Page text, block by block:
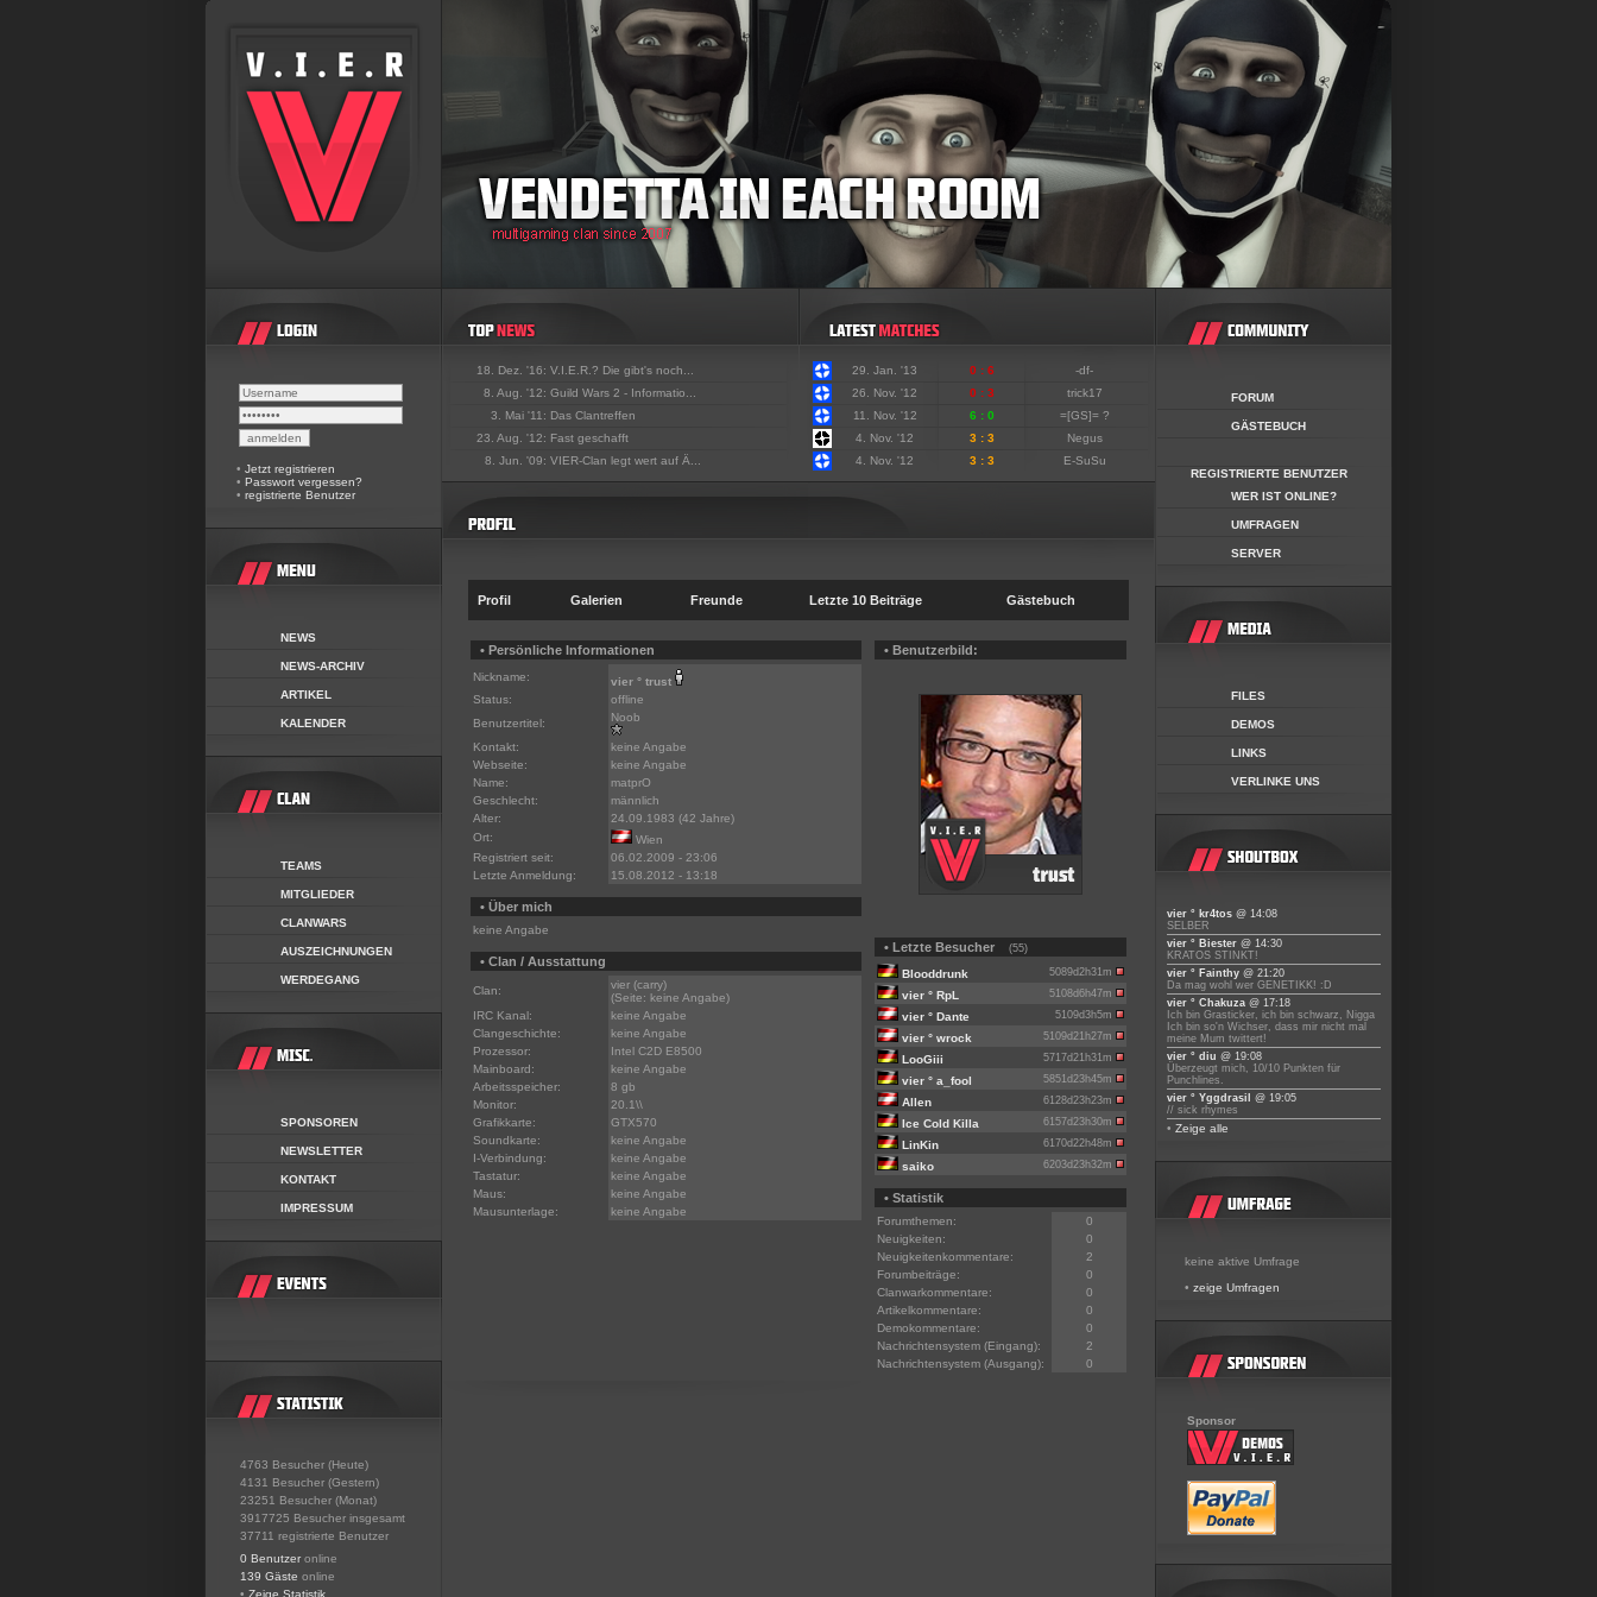
• Jetzt registrieren
• Passwort vergessen?
• registrierte Benutzer
NEWS
NEWS-ARCHIV
ARTIKEL
KALENDER
TEAMS
MITGLIEDER
CLANWARS
AUSZEICHNUNGEN
WERDEGANG
SPONSOREN
NEWSLETTER
KONTAKT
IMPRESSUM
4763 Besucher (Heute)
4131 Besucher (Gestern)
23251 Besucher (Monat)
3917725 Besucher insgesamt
37711 registrierte Benutzer
0 Benutzer online
139 Gäste online
• Zeige Statistik
18. Dez. '16: V.I.E.R.? Die gibt's noch...
8. Aug. '12: Guild Wars 2 - Informatio...
3. Mai '11: Das Clantreffen
23. Aug. '12: Fast geschafft
8. Jun. '09: VIER-Clan legt wert auf Ä...
29. Jan. '13 0 : 6
-df-
26. Nov. '12
0 : 3
trick17
11. Nov. '12
6 : 0
=[GS]= ?
4. Nov. '12
3 : 3
Negus
4. Nov. '12
3 : 3 E-SuSu
Profil Galerien Freunde Letzte 10 Beiträge Gästebuch
• Persönliche Informationen
Nickname:
vier ° trust
Status:
offline
Benutzertitel:
Noob
Kontakt:
keine Angabe
Webseite:
keine Angabe
Name:
matprO
Geschlecht:
männlich
Alter:
24.09.1983 (42 Jahre)
Ort:
Wien
Registriert seit:
06.02.2009 - 23:06
Letzte Anmeldung:
15.08.2012 - 13:18
• Über mich
keine Angabe
• Clan / Ausstattung
Clan:
vier (carry)
(Seite: keine Angabe)
IRC Kanal:
keine Angabe
Clangeschichte:
keine Angabe
Prozessor:
Intel C2D E8500
Mainboard:
keine Angabe
Arbeitsspeicher:
8 gb
Monitor:
20.1\\
Grafikkarte:
GTX570
Soundkarte:
keine Angabe
I-Verbindung:
keine Angabe
Tastatur:
keine Angabe
Maus:
keine Angabe
Mausunterlage:
keine Angabe
• Benutzerbild:
• Letzte Besucher (55)
Blooddrunk 5089d2h31m
vier ° RpL 5108d6h47m
vier ° Dante 5109d3h5m
vier ° wrock 5109d21h27m
LooGiii 5717d21h31m
vier ° a_fool 5851d23h45m
Allen 6128d23h23m
Ice Cold Killa 6157d23h30m
LinKin 6170d22h48m
saiko 6203d23h32m
• Statistik
Forumthemen:
0
Neuigkeiten:
0
Neuigkeitenkommentare:
2
Forumbeiträge:
0
Clanwarkommentare:
0
Artikelkommentare:
0
Demokommentare:
0
Nachrichtensystem (Eingang):
2
Nachrichtensystem (Ausgang):
0
FORUM
GÄSTEBUCH
REGISTRIERTE BENUTZER
WER IST ONLINE?
UMFRAGEN
SERVER
FILES
DEMOS
LINKS
VERLINKE UNS
vier ° kr4tos @ 14:08
SELBER
vier ° Biester @ 14:30
KRATOS STINKT!
vier ° Fainthy @ 21:20
Da mag wohl wer GENETIKK! :D
vier ° Chakuza @ 17:18
Ich bin Grasticker, ich bin schwarz, Nigga
Ich bin so'n Wichser, dass mir nicht mal
meine Mum twittert!
vier ° diu @ 19:08
Überzeugt mich, 10/10 Punkten für
Punchlines.
vier ° Yggdrasil
@ 19:05
// sick rhymes
• Zeige alle
keine aktive Umfrage
• zeige Umfragen
Sponsor